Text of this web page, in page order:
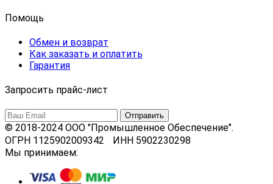
Помощь
Обмен и возврат
Как заказать и оплатить
Гарантия
Запросить прайс-лист
© 2018-2024 ООО "Промышленное Обеспечение".
ОГРН 1125902009342 ИНН 5902230298
Мы принимаем: